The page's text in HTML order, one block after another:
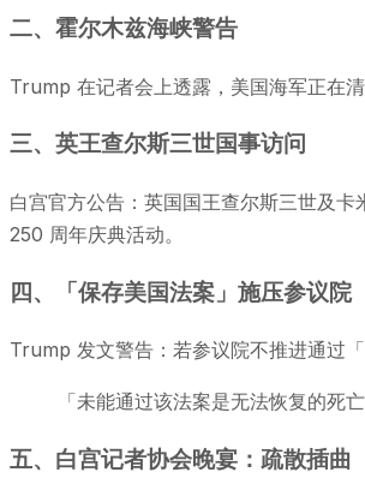
二、霍尔木兹海峡警告
Trump 在记者会上透露，美国海军正在
三、英王查尔斯三世国事访问
白宫官方公告：英国国王查尔斯三世及卡
250 周年庆典活动。
四、「保存美国法案」施压参议院
Trump 发文警告：若参议院不推进通过
「未能通过该法案是无法恢复的死亡
五、白宫记者协会晚宴：疏散插曲